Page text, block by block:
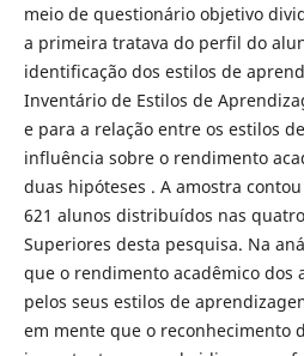
meio de questionário objetivo
a primeira tratava do perfil do
identificação dos estilos de
Inventário de Estilos de
e para a relação entre os estilos
influência sobre o rendimento
duas hipóteses . A amostra
621 alunos distribuídos nas
Superiores desta pesquisa. Na
que o rendimento acadêmico dos
pelos seus estilos de
em mente que o reconhecimento